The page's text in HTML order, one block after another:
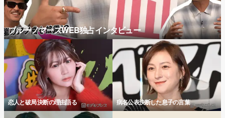
ブルーノマーズWEB独占インタビュー
恋人と破局 決断の理由語る 病名公表決断した息子の言葉